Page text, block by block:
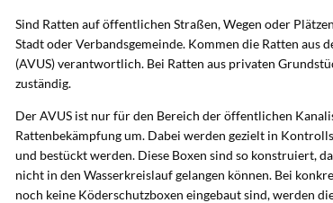
Sind Ratten auf öffentlichen Straßen, Wegen oder
Stadt oder Verbandsgemeinde. Kommen die Ratten aus
(AVUS) verantwortlich. Bei Ratten aus privaten
zuständig.
Der AVUS ist nur für den Bereich der öffentlichen
Rattenbekämpfung um. Dabei werden gezielt in
und bestückt werden. Diese Boxen sind so konstruiert,
nicht in den Wasserkreislauf gelangen können. Bei
noch keine Köderschutzboxen eingebaut sind, werden